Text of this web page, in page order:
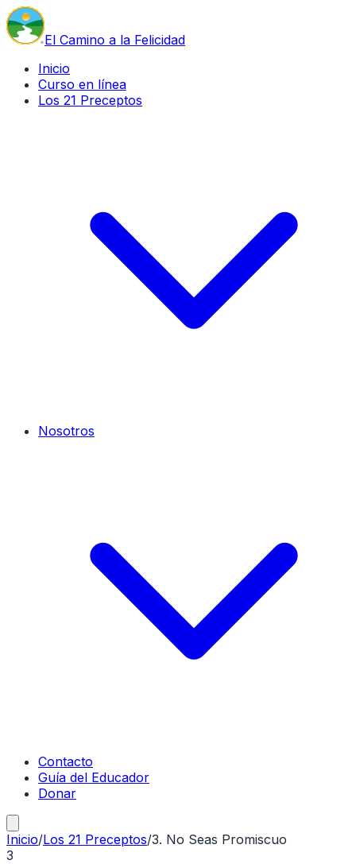
El Camino a la Felicidad
Inicio
Curso en línea
Los 21 Preceptos
Nosotros
Contacto
Guía del Educador
Donar
Inicio/Los 21 Preceptos/3. No Seas Promiscuo
3